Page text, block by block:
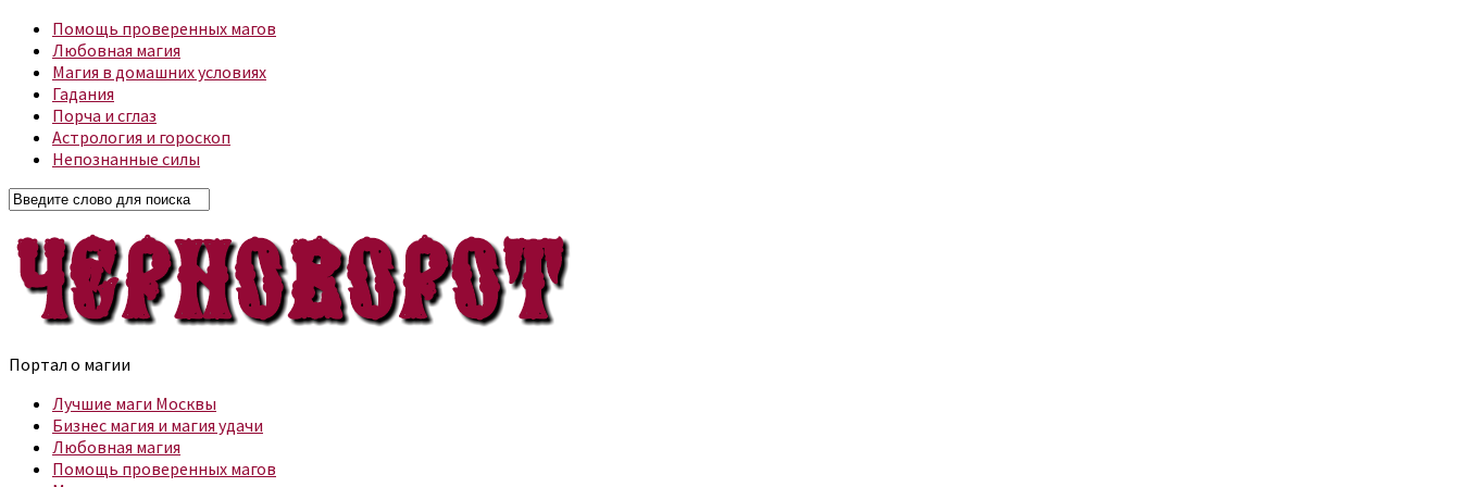
Помощь проверенных магов
Любовная магия
Магия в домашних условиях
Гадания
Порча и сглаз
Астрология и гороскоп
Непознанные силы
Портал о магии
Лучшие маги Москвы
Бизнес магия и магия удачи
Любовная магия
Помощь проверенных магов